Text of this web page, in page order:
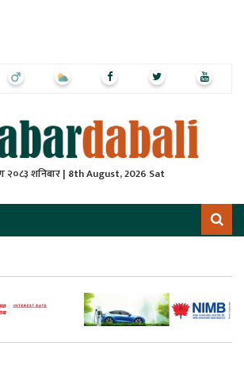
२०८३ शनिबार | 8th August, 2026 Sat